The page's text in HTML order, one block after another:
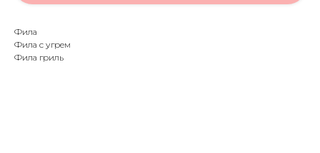
Фила
Фила с угрем
Фила гриль